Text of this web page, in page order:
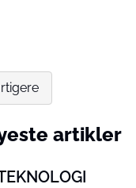
artikler